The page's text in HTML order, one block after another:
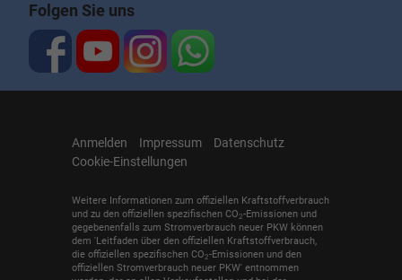
Folgen Sie uns
Anmelden Impressum
Datenschutz
Cookie-Einstellungen
Weitere Informationen zum offiziellen Kraftstoffverbrauch
und zu den offiziellen spezifischen CO2-Emissionen und
gegebenenfalls zum Stromverbrauch neuer PKW können
dem 'Leitfaden über den offiziellen Kraftstoffverbrauch,
die offiziellen spezifischen CO2-Emissionen und den
offiziellen Stromverbrauch neuer PKW' entnommen